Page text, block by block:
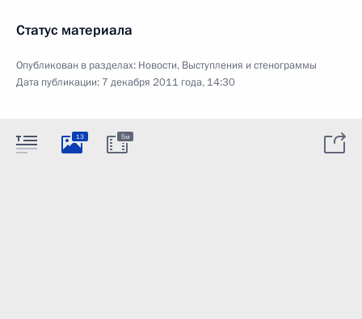
Статус материала
Опубликован в разделах: Новости, Выступления и стенограммы
Дата публикации: 7 декабря 2011 года, 14:30
13 5м